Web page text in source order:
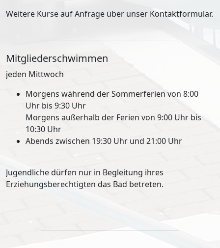
Weitere Kurse auf Anfrage über unser Kontaktformular.
Mitgliederschwimmen
jeden Mittwoch
Morgens während der Sommerferien von 8:00
Uhr bis 9:30 Uhr
Morgens außerhalb der Ferien von 9:00 Uhr bis
10:30 Uhr
Abends zwischen 19:30 Uhr und 21:00 Uhr
Jugendliche dürfen nur in Begleitung ihres
Erziehungsberechtigten das Bad betreten.